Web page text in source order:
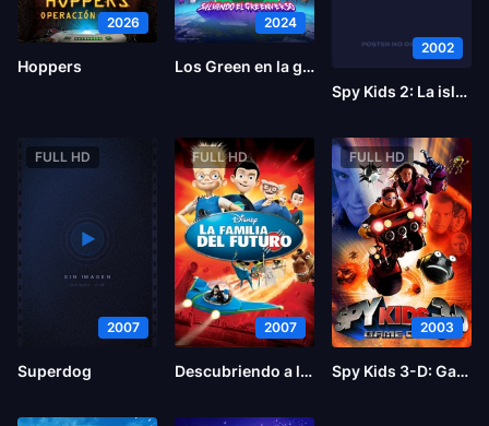
2026
Hoppers
2024
Los Green en la gran ciudad, la película: Salvando el Greenverso
2002
Spy Kids 2: La isla de los sueños perdidos
FULL HD
2007
Superdog
FULL HD
2007
Descubriendo a los Robinsons
FULL HD
2003
Spy Kids 3-D: Game Over